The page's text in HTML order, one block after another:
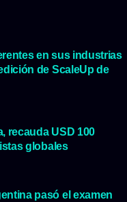
en sus industrias
de ScaleUp de
recauda USD 100
globales
pasó el examen